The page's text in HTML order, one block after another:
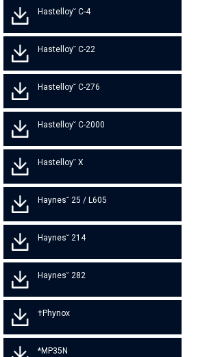
Hastelloy˘ C-4
Hastelloy˘ C-22
Hastelloy˘ C-276
Hastelloy˘ C-2000
Hastelloy˘ X
Haynes˘ 25 / L605
Haynes˘ 214
Haynes˘ 282
Phynox†
MP35N*